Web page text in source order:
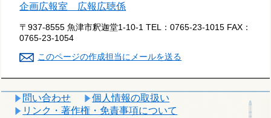
企画広報室 広報広聴係
〒937-8555 魚津市釈迦堂1-10-1 TEL：0765-23-1015 FAX：
0765-23-1054
このページの作成担当にメールを送る
問い合わせ
個人情報の取扱い
リンク・著作権・免責事項について